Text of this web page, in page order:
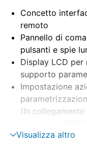
Concetto
remoto
Pannello di
pulsanti e spie
Display LCD
supporto
Impostazione
(In
Montaggio
Visualizza altro